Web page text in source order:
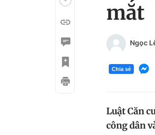
mắt
Ngọc
Chia sẻ
Luật Căn
công dân